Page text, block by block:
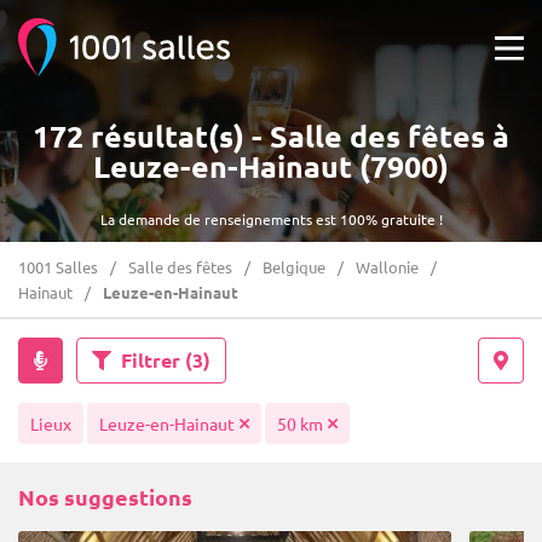
La demande de renseignements est 100% gratuite !
172 résultat(s) - Salle des fêtes à
Leuze-en-Hainaut (7900)
1001 Salles Salle des fêtes Belgique
Wallonie
Hainaut
Leuze-en-Hainaut
Filtrer (3)
Lieux Leuze-en-Hainaut 50 km
Nos suggestions